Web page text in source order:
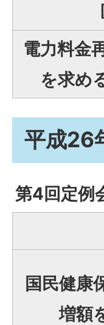
電力料金
を求め
平成26
第4回定例
国民健康
増額